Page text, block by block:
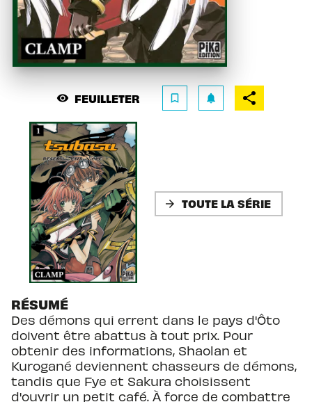
visibility FEUILLETER bookmark_border notifications
arrow_forward TOUTE LA SÉRIE
RÉSUMÉ
Des démons qui errent dans le pays d'Ôto
doivent être abattus à tout prix. Pour
obtenir des informations, Shaolan et
Kurogané deviennent chasseurs de démons,
tandis que Fye et Sakura choisissent
d'ouvrir un petit café. À force de combattre